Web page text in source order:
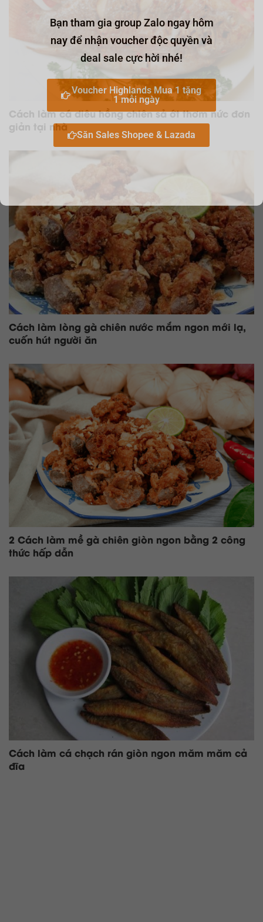
Cách làm cá diêu hồng chiên sả ớt thơm nức đơn
giản tại nhà
Cách làm lòng gà chiên nước mắm ngon mới lạ,
cuốn hút người ăn
2 Cách làm mề gà chiên giòn ngon bằng 2 công
thức hấp dẫn
Cách làm cá chạch rán giòn ngon măm măm cả
đĩa
Bạn tham gia group Zalo ngay hôm
nay để nhận voucher độc quyền và
deal sale cực hời nhé!
Voucher Highlands Mua 1 tặng
1 mỗi ngày
Săn Sales Shopee & Lazada